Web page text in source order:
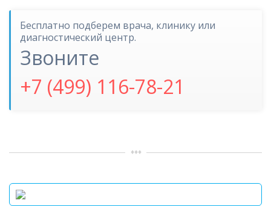
Бесплатно подберем врача, клинику или
диагностический центр.
Звоните
+7 (499) 116-78-21